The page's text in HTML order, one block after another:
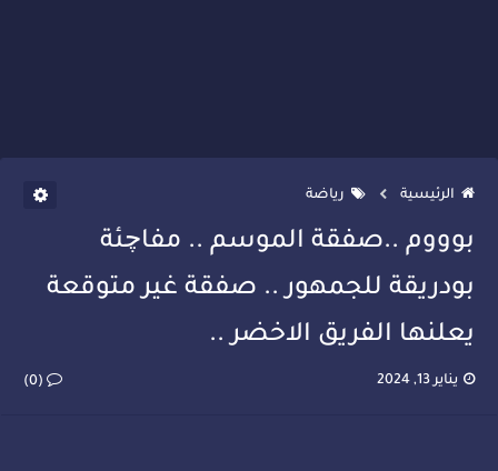
الرئيسية رياضة
بوووم ..صفقة الموسم .. مفاچئة
بودريقة للجمهور .. صفقة غير متوقعة
يعلنها الفريق الاخضر ..
يناير 13, 2024 (0)